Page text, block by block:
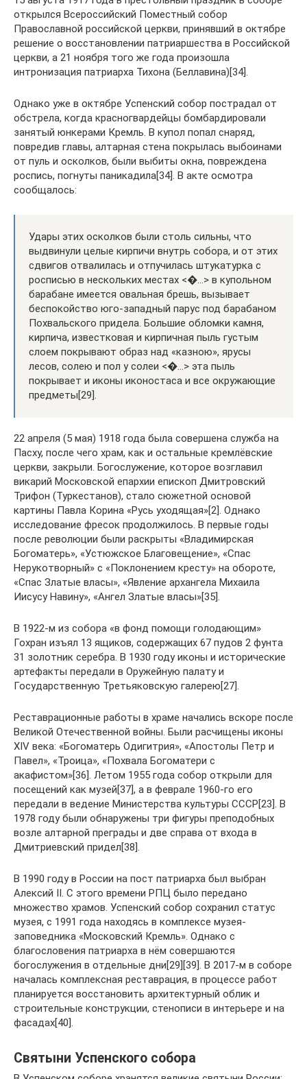
открылся Всероссийский Поместный собор
Православной российской церкви, принявший в октябре
решение о восстановлении патриаршества в Российской
церкви, а 21 ноября того же года произошла
интронизация патриарха Тихона (Беллавина)[34].
Однако уже в октябре Успенский собор пострадал от
обстрела, когда красногвардейцы бомбардировали
занятый юнкерами Кремль. В купол попал снаряд,
повредив главы, алтарная стена покрылась выбоинами
от пуль и осколков, были выбиты окна, повреждена
роспись, погнуты паникадила[34]. В акте осмотра
сообщалось:
Удары этих осколков были столь сильны, что
выдвинули целые кирпичи внутрь собора, и от этих
сдвигов отвалилась и отпучилась штукатурка с
росписью в нескольких местах <�…> в купольном
барабане имеется овальная брешь, вызывает
беспокойство юго-западный парус под барабаном
Похвальского придела. Большие обломки камня,
кирпича, известковая и кирпичная пыль густым
слоем покрывают образ над «казною», ярусы
лесов, солею и пол у солеи <�…> эта пыль
покрывает и иконы иконостаса и все окружающие
предметы[29].
22 апреля (5 мая) 1918 года была совершена служба на
Пасху, после чего храм, как и остальные кремлёвские
церкви, закрыли. Богослужение, которое возглавил
викарий Московской епархии епископ Дмитровский
Трифон (Туркестанов), стало сюжетной основой
картины Павла Корина «Русь уходящая»[2]. Однако
исследование фресок продолжилось. В первые годы
после революции были раскрыты «Владимирская
Богоматерь», «Устюжское Благовещение», «Спас
Нерукотворный» с «Поклонением кресту» на обороте,
«Спас Златые власы», «Явление архангела Михаила
Иисусу Навину», «Ангел Златые власы»[35].
В 1922-м из собора «в фонд помощи голодающим»
Гохран изъял 13 ящиков, содержащих 67 пудов 2 фунта
31 золотник серебра. В 1930 году иконы и исторические
артефакты передали в Оружейную палату и
Государственную Третьяковскую галерею[27].
Реставрационные работы в храме начались вскоре после
Великой Отечественной войны. Были расчищены иконы
XIV века: «Богоматерь Одигитрия», «Апостолы Петр и
Павел», «Троица», «Похвала Богоматери с
акафистом»[36]. Летом 1955 года собор открыли для
посещений как музей[37], а в феврале 1960-го его
передали в ведение Министерства культуры СССР[23]. В
1978 году были обнаружены три фигуры преподобных
возле алтарной преграды и две справа от входа в
Дмитриевский придел[38].
В 1990 году в России на пост патриарха был выбран
Алексий II. С этого времени РПЦ было передано
множество храмов. Успенский собор сохранил статус
музея, с 1991 года находясь в комплексе музея-
заповедника «Московский Кремль». Однако с
благословения патриарха в нём совершаются
богослужения в отдельные дни[29][39]. В 2017-м в соборе
началась комплексная реставрация, в процессе работ
планируется восстановить архитектурный облик и
строительные конструкции, стенописи в интерьере и на
фасадах[40].
Святыни Успенского собора